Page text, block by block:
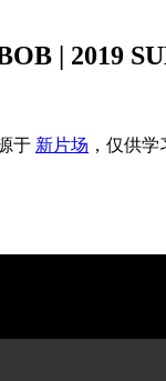
| 2019
于 新片场 ，仅供